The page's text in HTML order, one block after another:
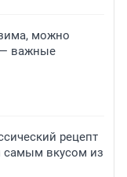
можно
— важные
рецепт
самым вкусом из